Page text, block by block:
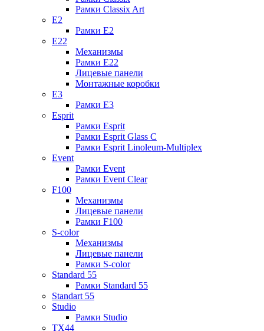
Рамки Classix Art
E2
Рамки E2
E22
Механизмы
Рамки E22
Лицевые панели
Монтажные коробки
E3
Рамки E3
Esprit
Рамки Esprit
Рамки Esprit Glass C
Рамки Esprit Linoleum-Multiplex
Event
Рамки Event
Рамки Event Clear
F100
Механизмы
Лицевые панели
Рамки F100
S-color
Механизмы
Лицевые панели
Рамки S-color
Standard 55
Рамки Standard 55
Standart 55
Studio
Рамки Studio
TX44